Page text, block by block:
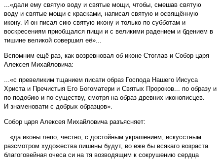
...«дали ему святую воду и святые мощи, чтобы, смешав святую
воду и святые мощи с красками, написал святую и освящённую
икону. И он писал сию святую икону и только по субботам и
воскресениям приобщался пищи и с великими радением и бдением в
тишине великой совершил её»...
Вспомним ещё раз, как возревновал об иконе Стоглав и Собор царя
Алексея Михайловича:
...«с превеликим тщанием писати образ Господа Нашего Иисуса
Христа и Пречистыя Его Богоматери и Святых Пророков... по образу и
по подобию и по существу, смотря на образ древних иконописцев.
И знаменовати с добрых образцов».
Собор царя Алексея Михайловича разъясняет:
...«да иконы лепо, честно, с достойным украшением, искусстным
разсмотром художества пишены будут, во еже бы всякаго возраста
благоговейная очеса си на тя возводящим к сокрушению сердца